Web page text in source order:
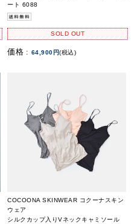
ート 6088
SOLD OUT
価格 : 64,900円(税込)
COCOONA SKINWEAR コクーナスキン
ウェア
シルクカップ入りVネックキャミソール